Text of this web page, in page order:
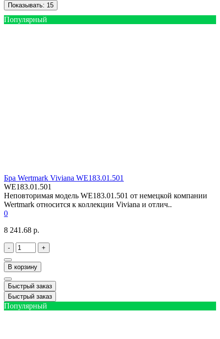
Показывать: 15
Популярный
Бра Wertmark Viviana WE183.01.501
WE183.01.501
Неповторимая модель WE183.01.501 от немецкой компании
Wertmark относится к коллекции Viviana и отлич..
0
8 241.68 р.
- +
В корзину
Быстрый заказ
Быстрый заказ
Популярный